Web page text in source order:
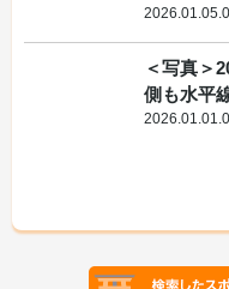
＜写真＞
側も水平